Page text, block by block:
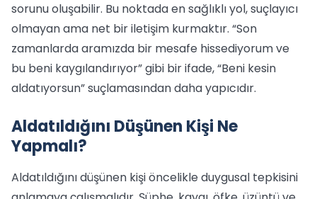
sorunu oluşabilir. Bu noktada en sağlıklı yol, suçlayıcı
olmayan ama net bir iletişim kurmaktır. “Son
zamanlarda aramızda bir mesafe hissediyorum ve
bu beni kaygılandırıyor” gibi bir ifade, “Beni kesin
aldatıyorsun” suçlamasından daha yapıcıdır.
Aldatıldığını Düşünen Kişi Ne
Yapmalı?
Aldatıldığını düşünen kişi öncelikle duygusal tepkisini